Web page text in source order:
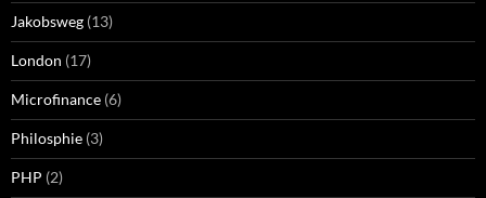
Jakobsweg (13)
London (17)
Microfinance (6)
Philosphie (3)
PHP (2)